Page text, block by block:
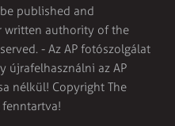
published and
written authority of the
- Az AP fotószolgálat
újrafelhasználni az AP
nélkül! Copyright The
fenntartva!